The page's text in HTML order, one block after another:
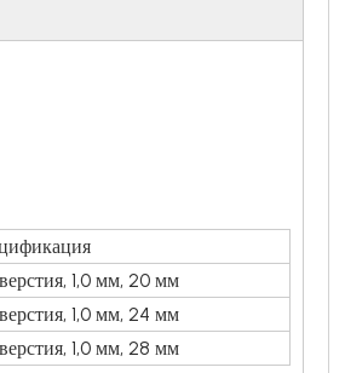
1,0 мм, 20 мм
1,0 мм, 24 мм
1,0 мм, 28 мм